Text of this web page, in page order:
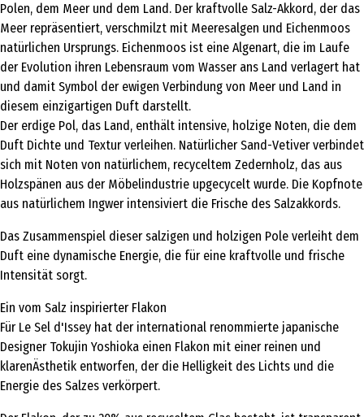
Polen, dem Meer und dem Land. Der kraftvolle Salz-Akkord, der das
Meer repräsentiert, verschmilzt mit Meeresalgen und Eichenmoos
natürlichen Ursprungs. Eichenmoos ist eine Algenart, die im Laufe
der Evolution ihren Lebensraum vom Wasser ans Land verlagert hat
und damit Symbol der ewigen Verbindung von Meer und Land in
diesem einzigartigen Duft darstellt.
Der erdige Pol, das Land, enthält intensive, holzige Noten, die dem
Duft Dichte und Textur verleihen. Natürlicher Sand-Vetiver verbindet
sich mit Noten von natürlichem, recyceltem Zedernholz, das aus
Holzspänen aus der Möbelindustrie upgecycelt wurde. Die Kopfnote
aus natürlichem Ingwer intensiviert die Frische des Salzakkords.
Das Zusammenspiel dieser salzigen und holzigen Pole verleiht dem
Duft eine dynamische Energie, die für eine kraftvolle und frische
Intensität sorgt.
Ein vom Salz inspirierter Flakon
Für Le Sel d'Issey hat der international renommierte japanische
Designer Tokujin Yoshioka einen Flakon mit einer reinen und
klarenÄsthetik entworfen, der die Helligkeit des Lichts und die
Energie des Salzes verkörpert.